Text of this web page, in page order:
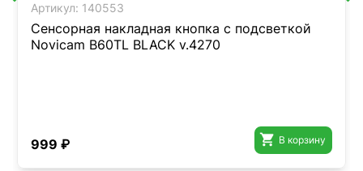
Артикул: 140553
Сенсорная накладная кнопка с подсветкой
Novicam B60TL BLACK v.4270
999 ₽  В корзину